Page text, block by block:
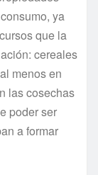
ya
que la
cereales
menos en
las cosechas
poder ser
a formar